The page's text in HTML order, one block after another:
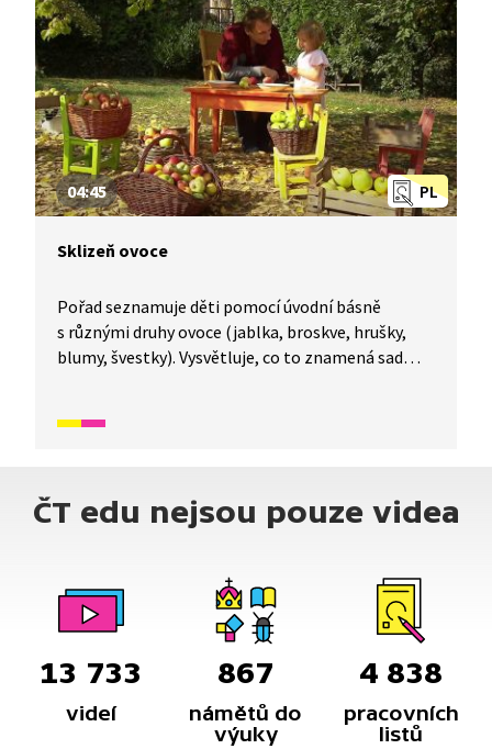
podívat s námi.
PL
04:45
Sklizeň ovoce
Pořad seznamuje děti pomocí úvodní básně
s různými druhy ovoce (jablka, broskve, hrušky,
blumy, švestky). Vysvětluje, co to znamená sad
Nakonec dětem vysvětlí rozdíl mezi pojmy
ČT edu nejsou pouze videa
13 733
videí
867
námětů do
výuky
4 838
pracovních
listů